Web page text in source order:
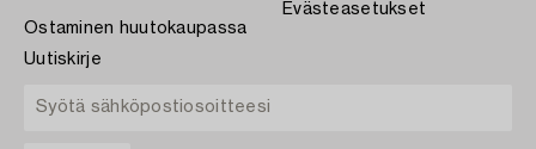
Ostaminen huutokaupassa
Evästeasetukset
Uutiskirje